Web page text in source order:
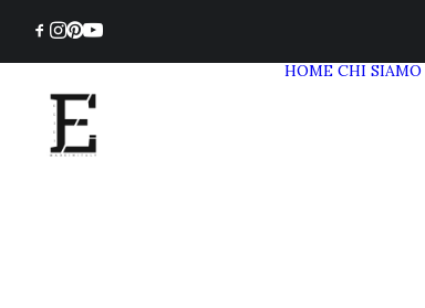
HOME CHI SIAMO